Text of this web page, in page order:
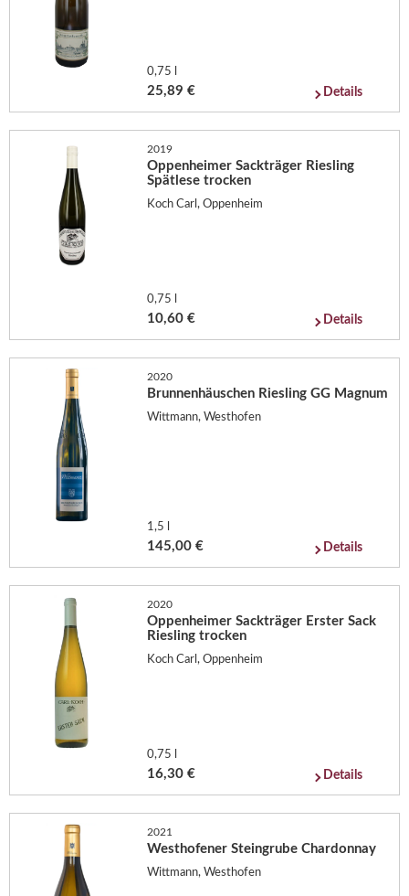
0,75 l
25,89 € Details
2019
Oppenheimer Sackträger Riesling
Spätlese trocken
Koch Carl, Oppenheim
0,75 l
10,60 € Details
2020
Brunnenhäuschen Riesling GG Magnum
Wittmann, Westhofen
1,5 l
145,00 € Details
2020
Oppenheimer Sackträger Erster Sack
Riesling trocken
Koch Carl, Oppenheim
0,75 l
16,30 € Details
2021
Westhofener Steingrube Chardonnay
Wittmann, Westhofen